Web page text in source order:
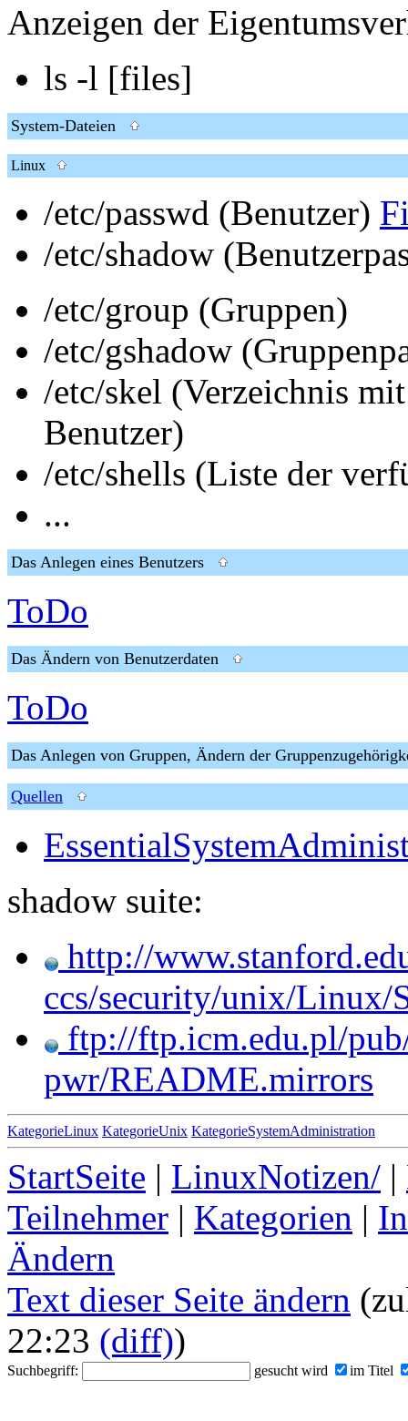
Anzeigen der
ls -l [files]
System-Dateien
Linux
/etc/passwd (Benutzer)
/etc/shadow
/etc/group (Gruppen)
/etc/gshadow
/etc/skel (Verzeichnis
Benutzer)
/etc/shells (Liste der
...
Das Anlegen eines Benutzers
ToDo
Das Ändern von Benutzerdaten
ToDo
Das Anlegen von Gruppen, Ändern der
Quellen
shadow suite:
http://
ccs/security/unix/Linux/
ftp://ftp.icm.edu.pl/
pwr/README.mirrors
KategorieLinux KategorieUnix KategorieSystemAdministration
StartSeite | LinuxNotizen/ |
Teilnehmer | Kategorien |
Ändern
Text dieser Seite ändern
22:23 (diff))
Suchbegriff: gesucht wird im Titel